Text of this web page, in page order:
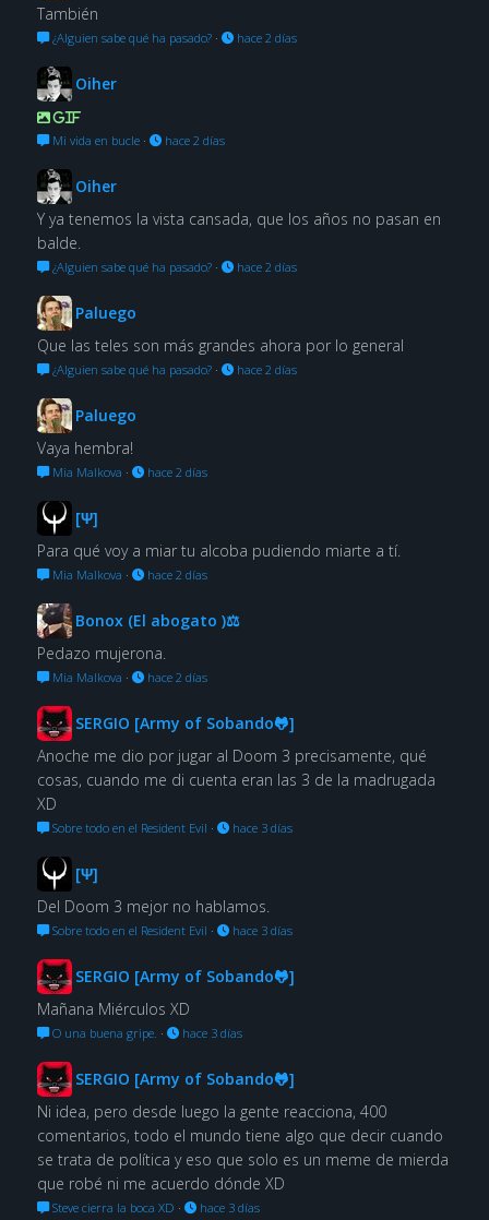
También
¿Alguien sabe qué ha pasado?· hace 2 días
Oiher
GIF
Mi vida en bucle· hace 2 días
Oiher
Y ya tenemos la vista cansada, que los años no pasan en
balde.
¿Alguien sabe qué ha pasado?· hace 2 días
Paluego
Que las teles son más grandes ahora por lo general
¿Alguien sabe qué ha pasado?· hace 2 días
Paluego
Vaya hembra!
Mia Malkova · hace 2 días
[Ψ]
Para qué voy a miar tu alcoba pudiendo miarte a tí.
Mia Malkova · hace 2 días
Bonox (El abogato )⚖
Pedazo mujerona.
Mia Malkova · hace 2 días
SERGIO [Army of Sobando🐸]
Anoche me dio por jugar al Doom 3 precisamente, qué
cosas, cuando me di cuenta eran las 3 de la madrugada
XD
Sobre todo en el Resident Evil · hace 3 días
[Ψ]
Del Doom 3 mejor no hablamos.
Sobre todo en el Resident Evil · hace 3 días
SERGIO [Army of Sobando🐸]
Mañana Miérculos XD
O una buena gripe. · hace 3 días
SERGIO [Army of Sobando🐸]
Ni idea, pero desde luego la gente reacciona, 400
comentarios, todo el mundo tiene algo que decir cuando
se trata de política y eso que solo es un meme de mierda
que robé ni me acuerdo dónde XD
Steve cierra la boca XD · hace 3 días